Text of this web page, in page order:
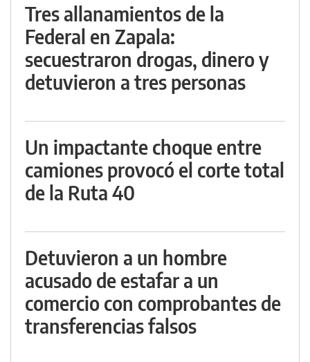
Tres allanamientos de la
Federal en Zapala:
secuestraron drogas, dinero y
detuvieron a tres personas
Un impactante choque entre
camiones provocó el corte total
de la Ruta 40
Detuvieron a un hombre
acusado de estafar a un
comercio con comprobantes de
transferencias falsos